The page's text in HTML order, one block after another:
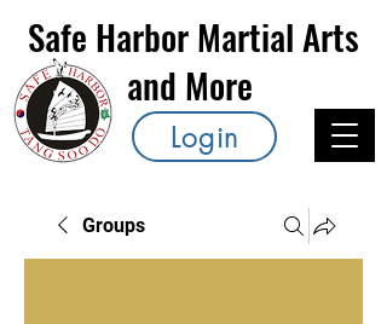
Safe Harbor Martial Arts
and More
Login
Groups